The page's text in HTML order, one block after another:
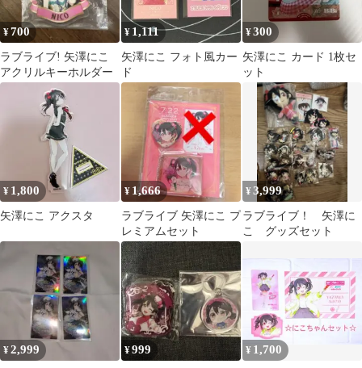
¥700
ラブライブ! 矢澤にこ
アクリルキーホルダー
¥ 1,111
矢澤にこ フォト風カー
ド
¥300
矢澤にこ カード 1枚セ
ット
¥ 1,800
矢澤にこ アクスタ
¥ 1,666
ラブライブ 矢澤にこ プ
レミアムセット
¥3,999
ラブライブ！ 矢澤に
こ グッズセット
¥2,999 ¥999 ¥ 1,700